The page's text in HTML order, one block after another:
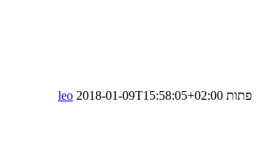
פתות leo 2018-01-09T15:58:05+02:00